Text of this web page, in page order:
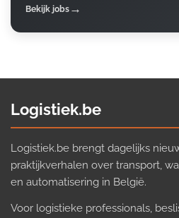
Bekijk jobs
Logistiek.be
Logistiek.be brengt dagelijks
praktijkverhalen over transport,
en automatisering in België.
Voor logistieke professionals,